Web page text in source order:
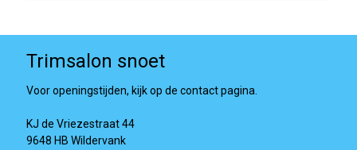
Trimsalon snoet
Voor openingstijden, kijk op de contact pagina.
KJ de Vriezestraat 44
9648 HB Wildervank